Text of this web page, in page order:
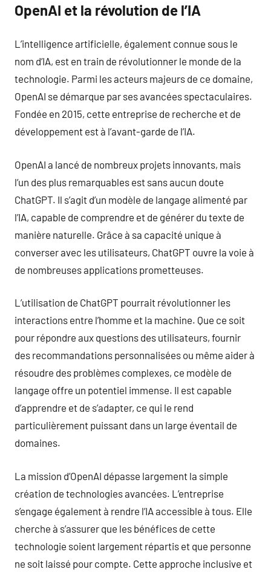
OpenAI et la révolution de l’IA
L’intelligence artificielle, également connue sous le
nom d’IA, est en train de révolutionner le monde de la
technologie. Parmi les acteurs majeurs de ce domaine,
OpenAI se démarque par ses avancées spectaculaires.
Fondée en 2015, cette entreprise de recherche et de
développement est à l’avant-garde de l’IA.
OpenAI a lancé de nombreux projets innovants, mais
l’un des plus remarquables est sans aucun doute
ChatGPT. Il s’agit d’un modèle de langage alimenté par
l’IA, capable de comprendre et de générer du texte de
manière naturelle. Grâce à sa capacité unique à
converser avec les utilisateurs, ChatGPT ouvre la voie à
de nombreuses applications prometteuses.
L’utilisation de ChatGPT pourrait révolutionner les
interactions entre l’homme et la machine. Que ce soit
pour répondre aux questions des utilisateurs, fournir
des recommandations personnalisées ou même aider à
résoudre des problèmes complexes, ce modèle de
langage offre un potentiel immense. Il est capable
d’apprendre et de s’adapter, ce qui le rend
particulièrement puissant dans un large éventail de
domaines.
La mission d’OpenAI dépasse largement la simple
création de technologies avancées. L’entreprise
s’engage également à rendre l’IA accessible à tous. Elle
cherche à s’assurer que les bénéfices de cette
technologie soient largement répartis et que personne
ne soit laissé pour compte. Cette approche inclusive et